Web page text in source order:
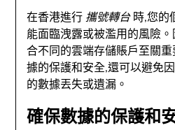
在香港進行攜號轉台時,您的
能面臨洩露或被濫用的風險
合不同的雲端存儲賬戶至關
據的保護和安全,還可以避免
的數據丟失或遺漏。
確保數據的保護和